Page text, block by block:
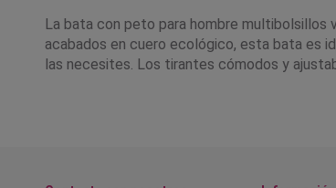
La bata con peto para hombre
acabados en cuero ecológico, esta bata es
las necesites. Los tirantes cómodos y